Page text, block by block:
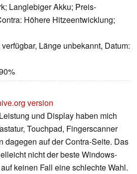
Langlebiger Akku; Preis-
Höhere Hitzeentwicklung;
Länge unbekannt, Datum:
version
und Display haben mich
Touchpad, Fingerscanner
dagegen auf der Contra-Seite. Das
nicht der beste Windows-
keinen Fall eine schlechte Wahl.